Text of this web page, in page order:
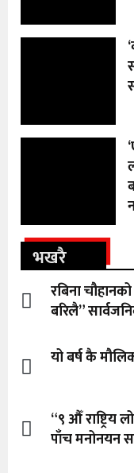
भखरै
रबिना
बरिलै”
यो बर्ष कै
“९ औँ राष्ट्रिय
पाँच मनोनयन